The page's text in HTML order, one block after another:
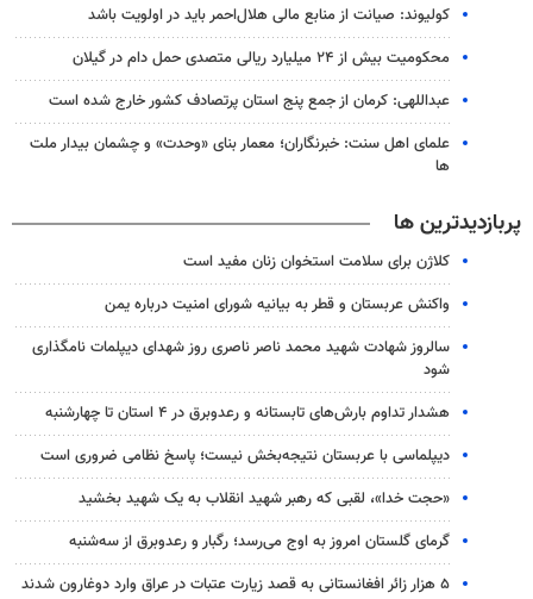
کولیوند: صیانت از منابع مالی هلال‌احمر باید در اولویت باشد
محکومیت بیش از ۲۴ میلیارد ریالی متصدی حمل دام در گیلان
عبداللهی: کرمان از جمع پنج استان پرتصادف کشور خارج شده است
علمای اهل سنت: خبرنگاران؛ معمار بنای «وحدت» و چشمان بیدار ملت
ها
پربازدیدترین ها
کلاژن برای سلامت استخوان زنان مفید است
واکنش عربستان و قطر به بیانیه شورای امنیت درباره یمن
سالروز شهادت شهید محمد ناصر ناصری روز شهدای دیپلمات نامگذاری
شود
هشدار تداوم بارش‌های تابستانه و رعدوبرق در ۴ استان تا چهارشنبه
دیپلماسی با عربستان نتیجه‌بخش نیست؛ پاسخ نظامی ضروری است
«حجت خدا»، لقبی که رهبر شهید انقلاب به یک شهید بخشید
گرمای گلستان امروز به اوج می‌رسد؛ رگبار و رعدوبرق از سه‌شنبه
۵ هزار زائر افغانستانی به قصد زیارت عتبات در عراق وارد دوغارون شدند